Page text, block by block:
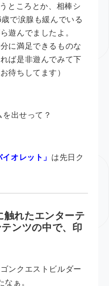
ところとか、相棒シ
で涙腺も緩んでいる
遊んでましたよ。
に満足できるものな
ば是非遊んでみて下
待ちしてます）
出せって？
オレット」 は先日ク
触れたエンターテ
ンツの中で、印
ンクエストビルダー
なぁ。